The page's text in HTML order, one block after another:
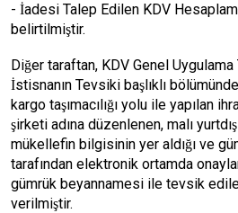
- İadesi Talep Edilen KDV
belirtilmiştir.
Diğer taraftan, KDV Genel Uygulama
İstisnanın Tevsiki başlıklı
kargo taşımacılığı yolu ile yapılan
şirketi adına düzenlenen, malı
mükellefin bilgisinin yer aldığı ve
tarafından elektronik ortamda
gümrük beyannamesi ile tevsik
verilmiştir.